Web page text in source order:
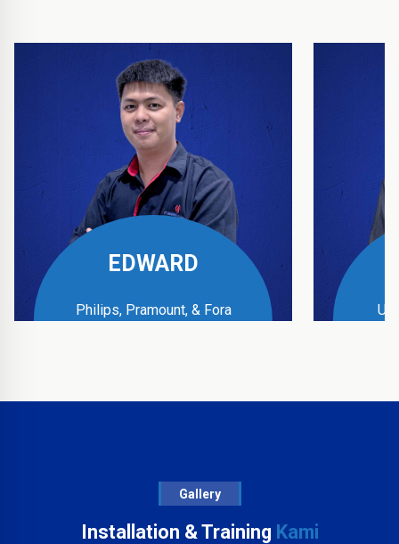
EDWARD
Philips, Pramount, & Fora
Gallery
Installation & Training Kami